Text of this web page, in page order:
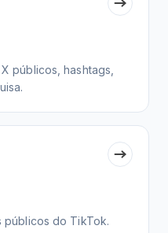
públicos, hashtags,
do TikTok.